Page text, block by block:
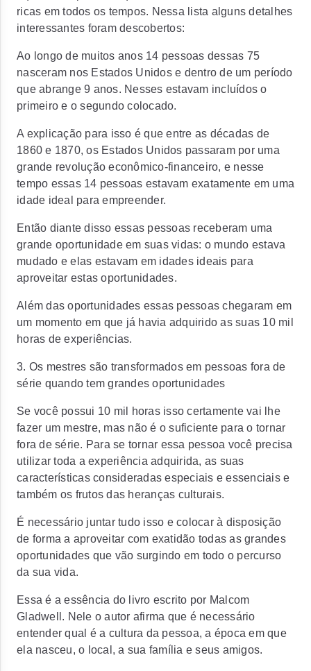
ricas em todos os tempos. Nessa lista alguns detalhes
interessantes foram descobertos:
Ao longo de muitos anos 14 pessoas dessas 75
nasceram nos Estados Unidos e dentro de um período
que abrange 9 anos. Nesses estavam incluídos o
primeiro e o segundo colocado.
A explicação para isso é que entre as décadas de
1860 e 1870, os Estados Unidos passaram por uma
grande revolução econômico-financeiro, e nesse
tempo essas 14 pessoas estavam exatamente em uma
idade ideal para empreender.
Então diante disso essas pessoas receberam uma
grande oportunidade em suas vidas: o mundo estava
mudado e elas estavam em idades ideais para
aproveitar estas oportunidades.
Além das oportunidades essas pessoas chegaram em
um momento em que já havia adquirido as suas 10 mil
horas de experiências.
3. Os mestres são transformados em pessoas fora de
série quando tem grandes oportunidades
Se você possui 10 mil horas isso certamente vai lhe
fazer um mestre, mas não é o suficiente para o tornar
fora de série. Para se tornar essa pessoa você precisa
utilizar toda a experiência adquirida, as suas
características consideradas especiais e essenciais e
também os frutos das heranças culturais.
É necessário juntar tudo isso e colocar à disposição
de forma a aproveitar com exatidão todas as grandes
oportunidades que vão surgindo em todo o percurso
da sua vida.
Essa é a essência do livro escrito por Malcom
Gladwell. Nele o autor afirma que é necessário
entender qual é a cultura da pessoa, a época em que
ela nasceu, o local, a sua família e seus amigos.